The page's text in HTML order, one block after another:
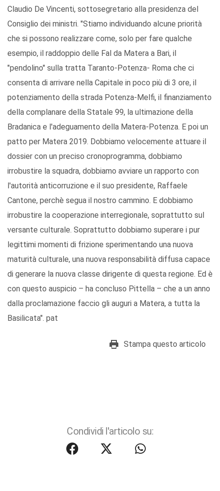
Claudio De Vincenti, sottosegretario alla presidenza del
Consiglio dei ministri. "Stiamo individuando alcune priorità
che si possono realizzare come, solo per fare qualche
esempio, il raddoppio delle Fal da Matera a Bari, il
"pendolino" sulla tratta Taranto-Potenza- Roma che ci
consenta di arrivare nella Capitale in poco più di 3 ore, il
potenziamento della strada Potenza-Melfi, il finanziamento
della complanare della Statale 99, la ultimazione della
Bradanica e l'adeguamento della Matera-Potenza. E poi un
patto per Matera 2019. Dobbiamo velocemente attuare il
dossier con un preciso cronoprogramma, dobbiamo
irrobustire la squadra, dobbiamo avviare un rapporto con
l'autorità anticorruzione e il suo presidente, Raffaele
Cantone, perchè segua il nostro cammino. E dobbiamo
irrobustire la cooperazione interregionale, soprattutto sul
versante culturale. Soprattutto dobbiamo superare i pur
legittimi momenti di frizione sperimentando una nuova
maturità culturale, una nuova responsabilità diffusa capace
di generare la nuova classe dirigente di questa regione. Ed è
con questo auspicio – ha concluso Pittella – che a un anno
dalla proclamazione faccio gli auguri a Matera, a tutta la
Basilicata". pat
Stampa questo articolo
Condividi l'articolo su: